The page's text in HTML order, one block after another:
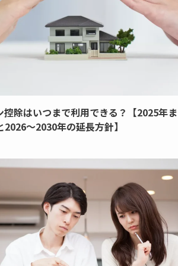
控除はいつまで利用できる？【2025年
〜2030年の延長方針】